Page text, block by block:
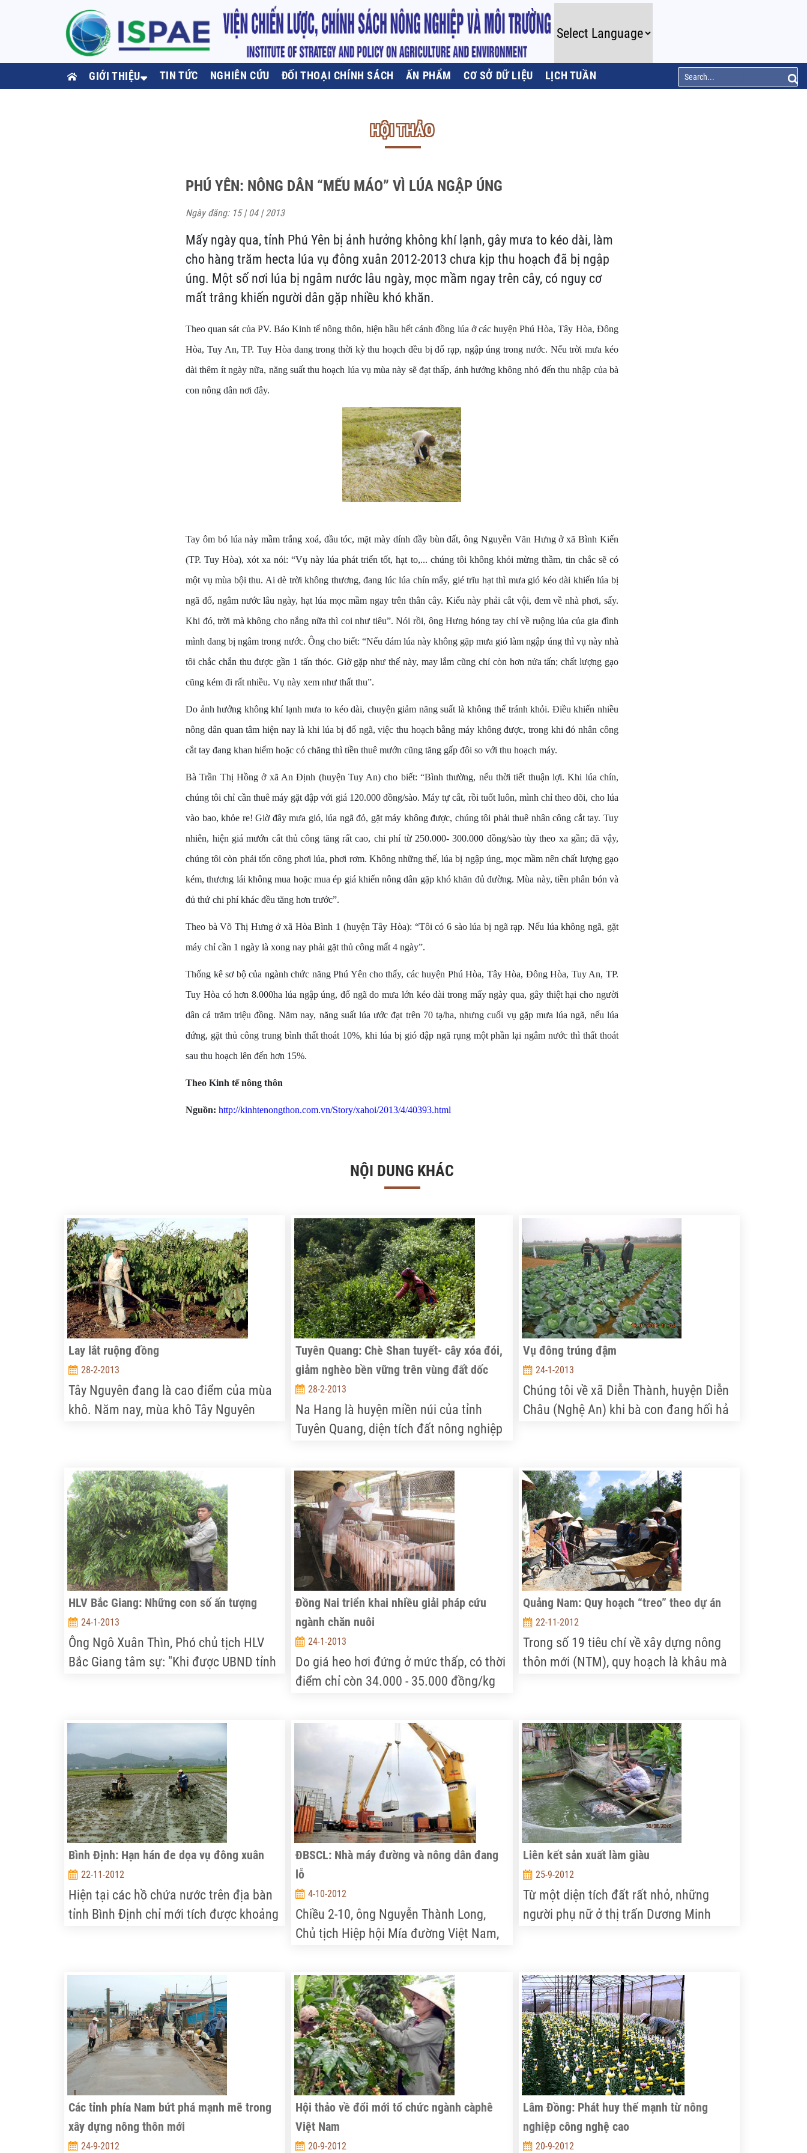
GIỚI THIỆU TIN TỨC NGHIÊN CỨU ĐỐI THOẠI CHÍNH SÁCH ẤN PHẨM CƠ SỞ DỮ LIỆU LỊCH TUẦN
HỘI THẢO
PHÚ YÊN: NÔNG DÂN “MẾU MÁO” VÌ LÚA NGẬP ÚNG
Ngày đăng: 15 | 04 | 2013
Mấy ngày qua, tỉnh Phú Yên bị ảnh hưởng không khí lạnh, gây mưa to kéo dài, làm
cho hàng trăm hecta lúa vụ đông xuân 2012-2013 chưa kịp thu hoạch đã bị ngập
úng. Một số nơi lúa bị ngâm nước lâu ngày, mọc mầm ngay trên cây, có nguy cơ
mất trắng khiến người dân gặp nhiều khó khăn.
Theo quan sát của PV. Báo Kinh tế nông thôn, hiện hầu hết cánh đồng lúa ở các huyện Phú Hòa, Tây Hòa, Đông
Hòa, Tuy An, TP. Tuy Hòa đang trong thời kỳ thu hoạch đều bị đổ rạp, ngập úng trong nước. Nếu trời mưa kéo
dài thêm ít ngày nữa, năng suất thu hoạch lúa vụ mùa này sẽ đạt thấp, ảnh hưởng không nhỏ đến thu nhập của bà
con nông dân nơi đây.
Tay ôm bó lúa nảy mầm trắng xoá, đầu tóc, mặt mày dính đầy bùn đất, ông Nguyễn Văn Hưng ở xã Bình Kiến
(TP. Tuy Hòa), xót xa nói: “Vụ này lúa phát triển tốt, hạt to,... chúng tôi không khỏi mừng thầm, tin chắc sẽ có
một vụ mùa bội thu. Ai dè trời không thương, đang lúc lúa chín mẩy, gié trĩu hạt thì mưa gió kéo dài khiến lúa bị
ngã đổ, ngâm nước lâu ngày, hạt lúa mọc mầm ngay trên thân cây. Kiểu này phải cắt vội, đem về nhà phơi, sấy.
Khi đó, trời mà không cho nắng nữa thì coi như tiêu”. Nói rồi, ông Hưng hóng tay chỉ về ruộng lủa của gia đình
mình đang bị ngâm trong nước. Ông cho biết: “Nếu đám lúa này không gặp mưa gió làm ngập úng thì vụ này nhà
tôi chắc chắn thu được gần 1 tấn thóc. Giờ gặp như thế này, may lắm cũng chỉ còn hơn nửa tấn; chất lượng gạo
cũng kém đi rất nhiều. Vụ này xem như thất thu”.
Do ảnh hưởng không khí lạnh mưa to kéo dài, chuyện giảm năng suất là không thể tránh khỏi. Điều khiến nhiều
nông dân quan tâm hiện nay là khi lúa bị đổ ngã, việc thu hoạch bằng máy không được, trong khi đó nhân công
cắt tay đang khan hiếm hoặc có chăng thì tiền thuê mướn cũng tăng gấp đôi so với thu hoạch máy.
Bà Trần Thị Hồng ở xã An Định (huyện Tuy An) cho biết: “Bình thường, nếu thời tiết thuận lợi. Khi lúa chín,
chúng tôi chỉ cần thuê máy gặt đập với giá 120.000 đồng/sào. Máy tự cắt, rồi tuốt luôn, mình chỉ theo dõi, cho lúa
vào bao, khỏe re! Giờ đây mưa gió, lúa ngã đỏ, gặt máy không được, chúng tôi phải thuê nhân công cắt tay. Tuy
nhiên, hiện giá mướn cắt thủ công tăng rất cao, chi phí từ 250.000- 300.000 đồng/sào tùy theo xa gần; đã vậy,
chúng tôi còn phải tốn công phơi lúa, phơi rơm. Không những thế, lúa bị ngập úng, mọc mầm nên chất lượng gạo
kém, thương lái không mua hoặc mua ép giá khiến nông dân gặp khó khăn đủ đường. Mùa này, tiền phân bón và
đủ thứ chi phí khác đều tăng hơn trước”.
Theo bà Võ Thị Hưng ở xã Hòa Bình 1 (huyện Tây Hòa): “Tôi có 6 sào lúa bị ngã rạp. Nếu lúa không ngã, gặt
máy chỉ cần 1 ngày là xong nay phải gặt thủ công mất 4 ngày”.
Thống kê sơ bộ của ngành chức năng Phú Yên cho thấy, các huyện Phú Hòa, Tây Hòa, Đông Hòa, Tuy An, TP.
Tuy Hòa có hơn 8.000ha lúa ngập úng, đổ ngã do mưa lớn kéo dài trong mấy ngày qua, gây thiệt hại cho người
dân cả trăm triệu đồng. Năm nay, năng suất lúa ước đạt trên 70 tạ/ha, nhưng cuối vụ gặp mưa lúa ngã, nếu lúa
đứng, gặt thủ công trung bình thất thoát 10%, khi lúa bị gió đập ngã rụng một phần lại ngâm nước thì thất thoát
sau thu hoạch lên đến hơn 15%.
Theo Kinh tế nông thôn
Nguồn:http://kinhtenongthon.com.vn/Story/xahoi/2013/4/40393.html
NỘI DUNG KHÁC
Lay lắt ruộng đồng
28-2-2013
Tây Nguyên đang là cao điểm của mùa
khô. Năm nay, mùa khô Tây Nguyên
không có nước để uống, để sinh hoạt.
“Bức tranh khô hạn” đang diễn ra gay
gắt trên toàn vùng Tây Nguyên.
Tuyên Quang: Chè Shan tuyết- cây xóa đói,
giảm nghèo bền vững trên vùng đất dốc
28-2-2013
Na Hang là huyện miền núi của tỉnh
Tuyên Quang, diện tích đất nông nghiệp
khăn cho sản xuất nông, lâm nghiệp.
Tuy nhiên, việc thực hiện thành công dự
án dự án trồng rừng phòng hộ bằng cây
chè Shan tuyết trên vùng đồi núi dốc đã
và đang mở ra hướng xóa đói, giảm
nghèo mới bền vững cho đồng bào các
dân tộc nơi đây.
Vụ đông trúng đậm
24-1-2013
Chúng tôi về xã Diễn Thành, huyện Diễn
Châu (Nghệ An) khi bà con đang hối hả
HLV Bắc Giang: Những con số ấn tượng
24-1-2013
Ông Ngô Xuân Thìn, Phó chủ tịch HLV
Bắc Giang tâm sự: "Khi được UBND tỉnh
hoạt động như: chủ động được nguồn
kinh phí, nhân lực được bổ sung... Nhờ
đó, Hội đã có điều kiện thực hiện tốt
hơn nhiệm vụ mà tỉnh và Trung ương
HLV Việt Nam giao phó".
Đồng Nai triển khai nhiều giải pháp cứu
ngành chăn nuôi
24-1-2013
Do giá heo hơi đứng ở mức thấp, có thời
điểm chỉ còn 34.000 - 35.000 đồng/kg
nặng. Tại huyện Thống Nhất (Đồng Nai),
nhiều chủ trang trại đã “treo” chuồng vì
không thể cầm cự được. Vì vậy, việc tìm
những giải pháp trước mắt cũng như lâu
dài nhằm cứu ngành chăn nuôi đang
được địa phương đặc biệt quan tâm.
Nhiều giải pháp được đưa ra.
Quảng Nam: Quy hoạch “treo” theo dự án
22-11-2012
Trong số 19 tiêu chí về xây dựng nông
thôn mới (NTM), quy hoạch là khâu mà
nhất. Từ đó, việc thực hiện các tiêu chí
khác đang gặp rất nhiều khó khăn.
Bình Định: Hạn hán đe dọa vụ đông xuân
22-11-2012
Hiện tại các hồ chứa nước trên địa bàn
tỉnh Bình Định chỉ mới tích được khoảng
địa bàn tỉnh này.
ĐBSCL: Nhà máy đường và nông dân đang
lỗ
4-10-2012
Chiều 2-10, ông Nguyễn Thành Long,
Chủ tịch Hiệp hội Mía đường Việt Nam,
hiện nay rất khó khăn dù giá giảm
mạnh, chỉ còn 15.000 - 15.200 đồng/kg,
giảm 3.000 - 3.500 đồng/kg so cùng kỳ
năm ngoái.
Liên kết sản xuất làm giàu
25-9-2012
Từ một diện tích đất rất nhỏ, những
người phụ nữ ở thị trấn Dương Minh
nguồn nước hồ Dầu Tiếng nuôi cá
thương phẩm. Đến nay, cả 6 hộ trong tổ
LKSX đều có thu nhập nửa tỷ đồng mỗi
năm.
Các tỉnh phía Nam bứt phá mạnh mẽ trong
xây dựng nông thôn mới
24-9-2012
Hội thảo về đổi mới tổ chức ngành càphê
Việt Nam
20-9-2012
Lâm Đồng: Phát huy thế mạnh từ nông
nghiệp công nghệ cao
20-9-2012